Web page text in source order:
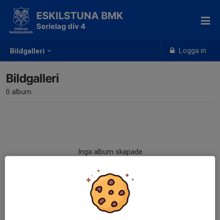
Bildgalleri Logga in
ESKILSTUNA BMK
Serielag div 4
Bildgalleri
0 album
Inga album skapade